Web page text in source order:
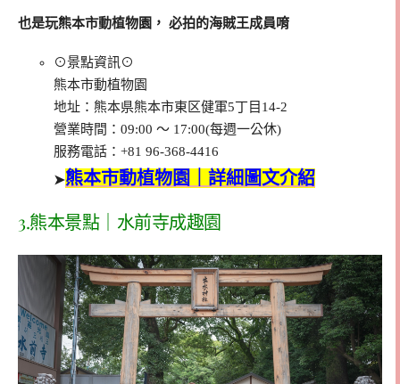
也是玩熊本市動植物園， 必拍的海賊王成員唷
⊙景點資訊⊙
熊本市動植物園
地址：熊本県熊本市東区健軍5丁目14-2
營業時間：09:00 ～ 17:00(每週一公休)
服務電話：+81 96-368-4416
➤熊本市動植物園｜詳細圖文介紹
3.熊本景點｜水前寺成趣園